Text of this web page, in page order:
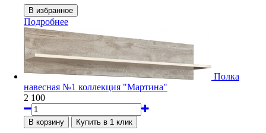
Подробнее
Полка
навесная №1 коллекция "Мартина"
2 100